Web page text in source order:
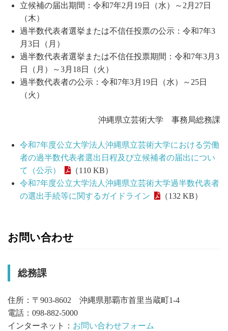
立候補の届出期間：令和7年2月19日（水）～2月27日
（木）
過半数代表者選挙または不信任投票の公示：令和7年3
月3日（月）
過半数代表者選挙または不信任投票期間：令和7年3月3
日（月）～3月18日（火）
過半数代表者の公示：令和7年3月19日（水）～25日
（火）
沖縄県立芸術大学 事務局総務課
令和7年度公立大学法人沖縄県立芸術大学における労働
者の過半数代表者選出日程及び立候補者の届出につい
て（公示）
（110 KB）
令和7年度公立大学法人沖縄県立芸術大学過半数代表者
の選出手続等に関するガイドライン
（132 KB）
お問い合わせ
総務課
住所：〒903-8602 沖縄県那覇市首里当蔵町1-4
電話：098-882-5000
インターネット： お問い合わせフォーム